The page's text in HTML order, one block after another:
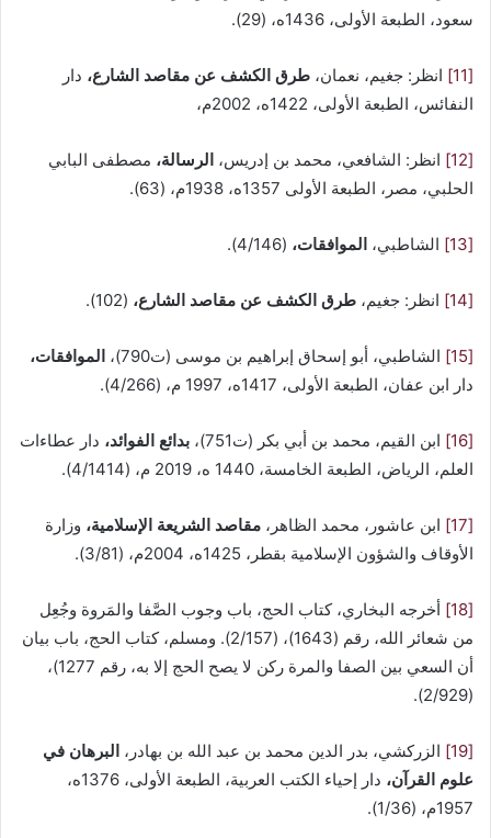
سعود، الطبعة الأولى، 1436ه، (29).
[11] انظر: جغيم، نعمان، طرق الكشف عن مقاصد الشارع، دار
النفائس، الطبعة الأولى، 1422ه، 2002م،
[12] انظر: الشافعي، محمد بن إدريس، الرسالة، مصطفى البابي
الحلبي، مصر، الطبعة الأولى 1357ه، 1938م، (63).
[13] الشاطبي، الموافقات، (4/146).
[14] انظر: جغيم، طرق الكشف عن مقاصد الشارع، (102).
[15] الشاطبي، أبو إسحاق إبراهيم بن موسى (ت790)،
الموافقات،
دار ابن عفان، الطبعة الأولى، 1417ه، 1997 م، (4/266).
[16] ابن القيم، محمد بن أبي بكر (ت751)، بدائع الفوائد، دار عطاءات
العلم، الرياض، الطبعة الخامسة، 1440 ه، 2019 م، (4/1414).
[17] ابن عاشور، محمد الظاهر، مقاصد الشريعة الإسلامية، وزارة
الأوقاف والشؤون الإسلامية بقطر، 1425ه، 2004م، (3/81).
[18]
أخرجه البخاري، كتاب الحج، ‌‌باب وجوب الصَّفا والمَروة وجُعِل
من شعائر الله، رقم (1643)، (2/157). ومسلم، كتاب الحج، باب بيان
أن السعي بين الصفا والمرة ركن لا يصح الحج إلا به، رقم 1277)،
(2/929).
[19] الزركشي، بدر الدين محمد بن عبد الله بن بهادر، البرهان في
علوم القرآن،
دار إحياء الكتب العربية، الطبعة الأولى، 1376ه،
1957م، (1/36).